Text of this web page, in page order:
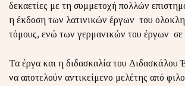
δεκαετίες με τη συμμετοχή πολλών
η έκδοση των λατινικών έργων του
τόμους, ενώ των γερμανικών του έργων σε
Τα έργα και η διδασκαλία του Διδασκάλου
να αποτελούν αντικείμενο μελέτης από